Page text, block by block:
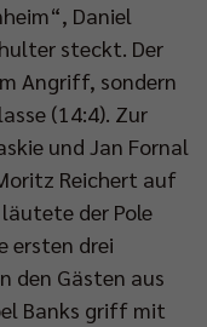
Daniel
steckt. Der
Angriff, sondern
(14:4). Zur
und Jan Fornal
Reichert auf
der Pole
ersten drei
den Gästen aus
Banks griff mit